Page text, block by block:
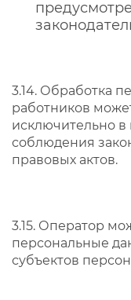
3.14. Обработка
работников
исключительно в
соблюдения
правовых актов.
3.15. Оператор
персональные
субъектов